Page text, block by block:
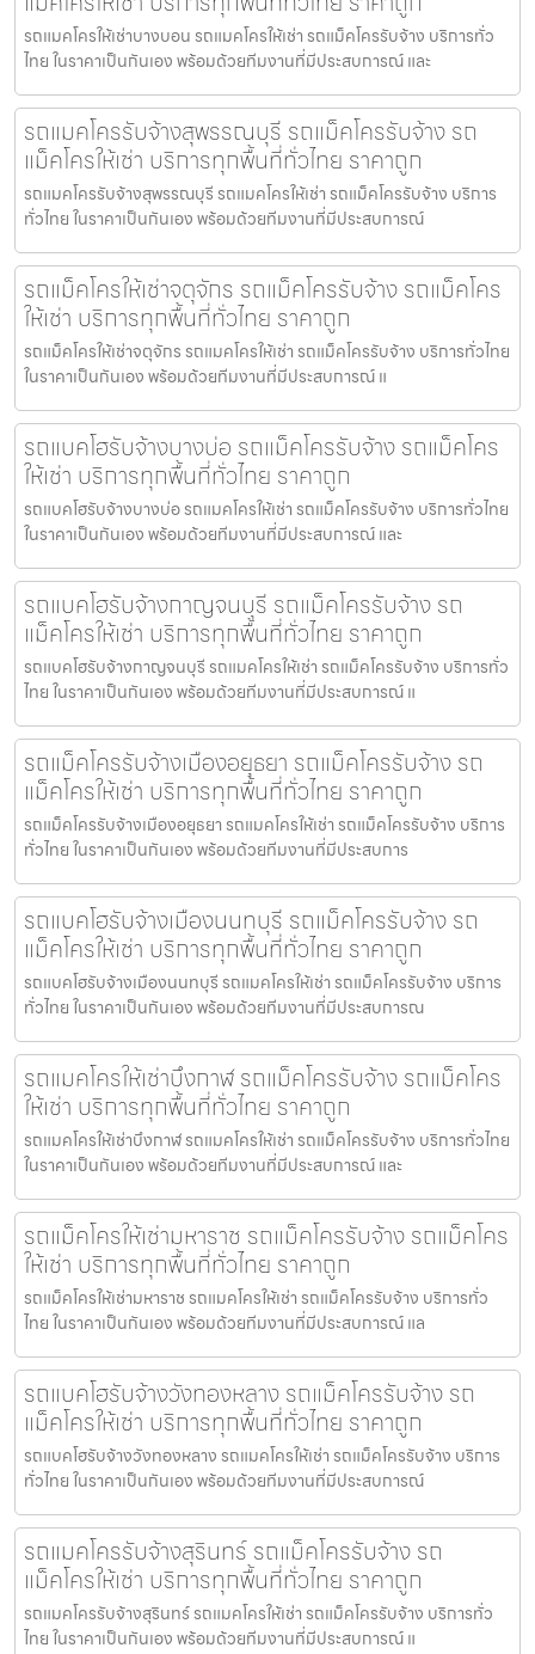
รถแมคโครให้เช่าบางบอน รถแมคโครให้เช่า รถแม็คโครรับจ้าง บริการทั่ว
ไทย ในราคาเป็นกันเอง พร้อมด้วยทีมงานที่มีประสบการณ์ และ
รถแมคโครรับจ้างสุพรรณบุรี รถแม็คโครรับจ้าง รถ
แม็คโครให้เช่า บริการทุกพื้นที่ทั่วไทย ราคาถูก
รถแมคโครรับจ้างสุพรรณบุรี รถแมคโครให้เช่า รถแม็คโครรับจ้าง บริการ
ทั่วไทย ในราคาเป็นกันเอง พร้อมด้วยทีมงานที่มีประสบการณ์
รถแม็คโครให้เช่าจตุจักร รถแม็คโครรับจ้าง รถแม็คโคร
ให้เช่า บริการทุกพื้นที่ทั่วไทย ราคาถูก
รถแม็คโครให้เช่าจตุจักร รถแมคโครให้เช่า รถแม็คโครรับจ้าง บริการทั่วไทย
ในราคาเป็นกันเอง พร้อมด้วยทีมงานที่มีประสบการณ์ แ
รถแบคโฮรับจ้างบางบ่อ รถแม็คโครรับจ้าง รถแม็คโคร
ให้เช่า บริการทุกพื้นที่ทั่วไทย ราคาถูก
รถแบคโฮรับจ้างบางบ่อ รถแมคโครให้เช่า รถแม็คโครรับจ้าง บริการทั่วไทย
ในราคาเป็นกันเอง พร้อมด้วยทีมงานที่มีประสบการณ์ และ
รถแบคโฮรับจ้างกาญจนบุรี รถแม็คโครรับจ้าง รถ
แม็คโครให้เช่า บริการทุกพื้นที่ทั่วไทย ราคาถูก
รถแบคโฮรับจ้างกาญจนบุรี รถแมคโครให้เช่า รถแม็คโครรับจ้าง บริการทั่ว
ไทย ในราคาเป็นกันเอง พร้อมด้วยทีมงานที่มีประสบการณ์ แ
รถแม็คโครรับจ้างเมืองอยุธยา รถแม็คโครรับจ้าง รถ
แม็คโครให้เช่า บริการทุกพื้นที่ทั่วไทย ราคาถูก
รถแม็คโครรับจ้างเมืองอยุธยา รถแมคโครให้เช่า รถแม็คโครรับจ้าง บริการ
ทั่วไทย ในราคาเป็นกันเอง พร้อมด้วยทีมงานที่มีประสบการ
รถแบคโฮรับจ้างเมืองนนทบุรี รถแม็คโครรับจ้าง รถ
แม็คโครให้เช่า บริการทุกพื้นที่ทั่วไทย ราคาถูก
รถแบคโฮรับจ้างเมืองนนทบุรี รถแมคโครให้เช่า รถแม็คโครรับจ้าง บริการ
ทั่วไทย ในราคาเป็นกันเอง พร้อมด้วยทีมงานที่มีประสบการณ
รถแมคโครให้เช่าบึงกาฬ รถแม็คโครรับจ้าง รถแม็คโคร
ให้เช่า บริการทุกพื้นที่ทั่วไทย ราคาถูก
รถแมคโครให้เช่าบึงกาฬ รถแมคโครให้เช่า รถแม็คโครรับจ้าง บริการทั่วไทย
ในราคาเป็นกันเอง พร้อมด้วยทีมงานที่มีประสบการณ์ และ
รถแม็คโครให้เช่ามหาราช รถแม็คโครรับจ้าง รถแม็คโคร
ให้เช่า บริการทุกพื้นที่ทั่วไทย ราคาถูก
รถแม็คโครให้เช่ามหาราช รถแมคโครให้เช่า รถแม็คโครรับจ้าง บริการทั่ว
ไทย ในราคาเป็นกันเอง พร้อมด้วยทีมงานที่มีประสบการณ์ แล
รถแบคโฮรับจ้างวังทองหลาง รถแม็คโครรับจ้าง รถ
แม็คโครให้เช่า บริการทุกพื้นที่ทั่วไทย ราคาถูก
รถแบคโฮรับจ้างวังทองหลาง รถแมคโครให้เช่า รถแม็คโครรับจ้าง บริการ
ทั่วไทย ในราคาเป็นกันเอง พร้อมด้วยทีมงานที่มีประสบการณ์
รถแมคโครรับจ้างสุรินทร์ รถแม็คโครรับจ้าง รถ
แม็คโครให้เช่า บริการทุกพื้นที่ทั่วไทย ราคาถูก
รถแมคโครรับจ้างสุรินทร์ รถแมคโครให้เช่า รถแม็คโครรับจ้าง บริการทั่ว
ไทย ในราคาเป็นกันเอง พร้อมด้วยทีมงานที่มีประสบการณ์ แ